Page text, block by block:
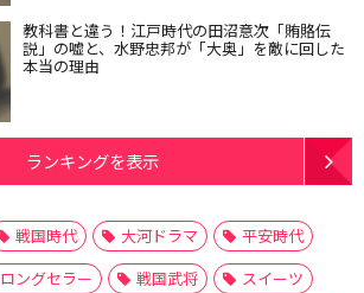
教科書と違う！江戸時代の田沼意次「賄賂伝
説」の嘘と、水野忠邦が「大奥」を敵に回した
本当の理由
ランキングを表示
戦国時代 大河ドラマ
平安時代
ロングセラー 戦国武将
スイーツ